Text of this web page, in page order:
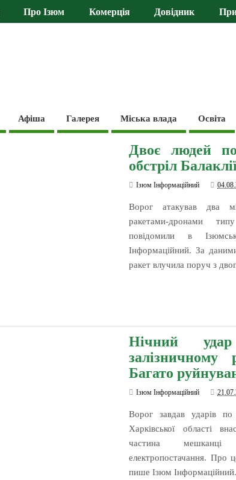
Про Ізюм Комерція Довідник
Афіша Галерея Міська влада Освіта
Двоє людей
обстріл
Ізюм Інформаційний
Ворог атакував два
ракетами-дронами
повідомили в
Інформаційний. За
ракет влучила поруч з
Нічний
Багато
Ізюм Інформаційний
Ворог завдав ударів
Харківської області
частина
електропостачання. Про
пише Ізюм